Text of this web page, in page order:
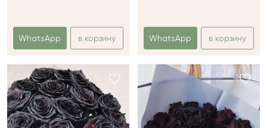
WhatsApp в корзину WhatsApp в корзину